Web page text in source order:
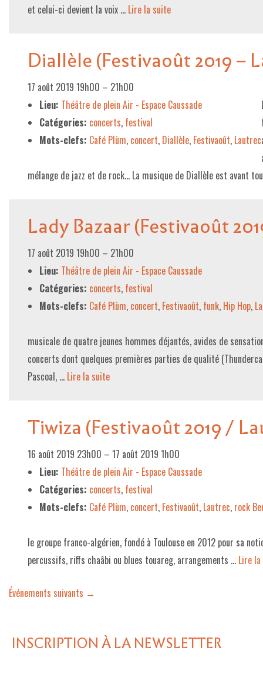
et celui-ci devient la voix … Lire la suite­­
Diallèle (Festivaoût 2019 –
17 août 2019 19h00 – 21h00
Lieu: Théâtre de plein Air - Espace Caussade
Catégories: concerts, festival
Mots-clefs: Café Plùm, concert, Diallèle, Festivaoût, Lautrec
mélange de jazz et de rock… La musique de Diallèle est avant
Lady Bazaar (Festivaoût
17 août 2019 19h00 – 21h00
Lieu: Théâtre de plein Air - Espace Caussade
Catégories: concerts, festival
Mots-clefs: Café Plùm, concert, Festivaoût, funk, Hip Hop,
musicale de quatre jeunes hommes déjantés, avides de
concerts dont quelques premières parties de qualité
Pascoal, … Lire la suite­­
Tiwiza (Festivaoût 2019 /
16 août 2019 23h00 – 17 août 2019 1h00
Lieu: Théâtre de plein Air - Espace Caussade
Catégories: concerts, festival
Mots-clefs: Café Plùm, concert, Festivaoût, Lautrec, rock
le groupe franco-algérien, fondé à Toulouse en 2012 pour sa
percussifs, riffs chaâbi ou blues touareg, arrangements … Lire
Événements suivants →
INSCRIPTION À LA NEWSLETTER